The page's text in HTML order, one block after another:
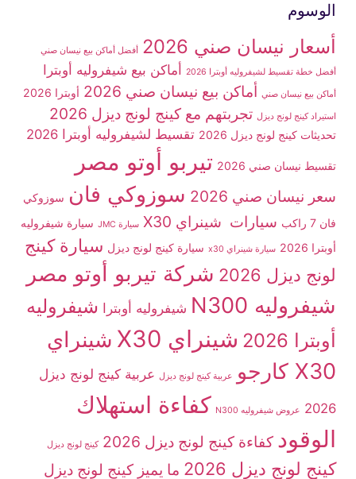
الوسوم
أسعار نيسان صني 2026 أفضل أماكن بيع نيسان صني
أفضل خطة تقسيط لشيفروليه أوبترا 2026 أماكن بيع شيفروليه أوبترا
أماكن بيع نيسان صني أماكن بيع نيسان صني 2026 أوبترا 2026
استيراد كينج لونج ديزل تجربتهم مع كينج لونج ديزل 2026
تحديثات كينج لونج ديزل 2026 تقسيط لشيفروليه أوبترا 2026
تقسيط نيسان صني 2026 تيربو أوتو مصر
سعر نيسان صني 2026 سوزوكي فان سوزوكي
فان 7 راكب
سيارات شينراي X30 سيارة JMC
سيارة شيفروليه
أوبترا 2026
سيارة شينراي x30 سيارة كينج لونج ديزل سيارة كينج
لونج ديزل 2026
شركة تيربو أوتو مصر
شيفروليه N300
شيفروليه أوبترا
شيفروليه
أوبترا 2026
شينراي X30
شينراي
X30 كارجو
عربية كينج لونج ديزل عربية كينج لونج ديزل
2026 عروض شيفروليه N300
كفاءة استهلاك
الوقود كفاءة كينج لونج ديزل 2026 كينج لونج ديزل
كينج لونج ديزل 2026 ما يميز كينج لونج ديزل